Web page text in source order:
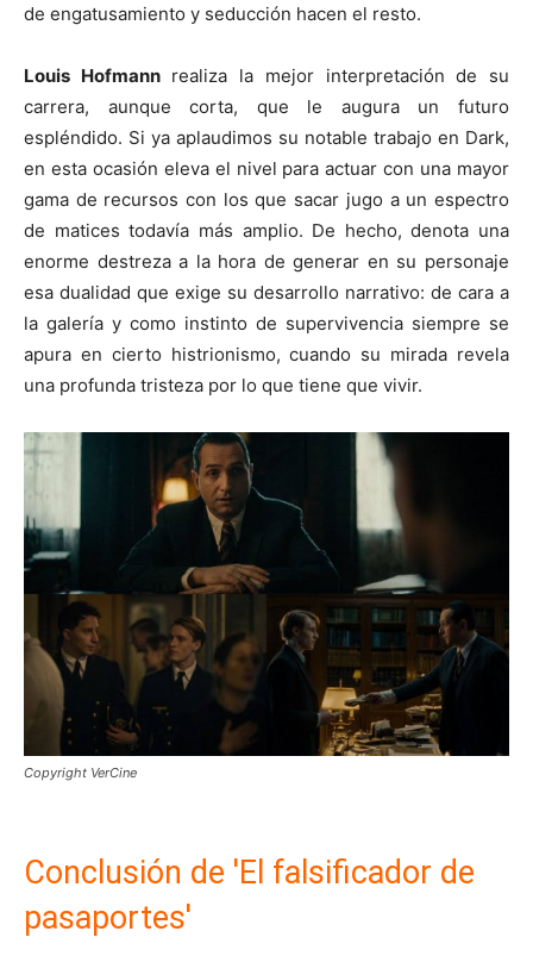
de engatusamiento y seducción hacen el resto.
Louis Hofmannrealiza la mejor interpretación de su
carrera, aunque corta, que le augura un futuro
espléndido. Si ya aplaudimos su notable trabajo en Dark,
en esta ocasión eleva el nivel para actuar con una mayor
gama de recursos con los que sacar jugo a un espectro
de matices todavía más amplio. De hecho, denota una
enorme destreza a la hora de generar en su personaje
esa dualidad que exige su desarrollo narrativo: de cara a
la galería y como instinto de supervivencia siempre se
apura en cierto histrionismo, cuando su mirada revela
una profunda tristeza por lo que tiene que vivir.
Copyright VerCine
Conclusión de 'El falsificador de
pasaportes'